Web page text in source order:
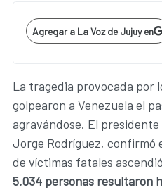
Agregar a La Voz de Jujuy en
La tragedia provocada por
golpearon a Venezuela el
agravándose. El presidente
Jorge Rodríguez, confirmó
de víctimas fatales
5.034 personas resultaron